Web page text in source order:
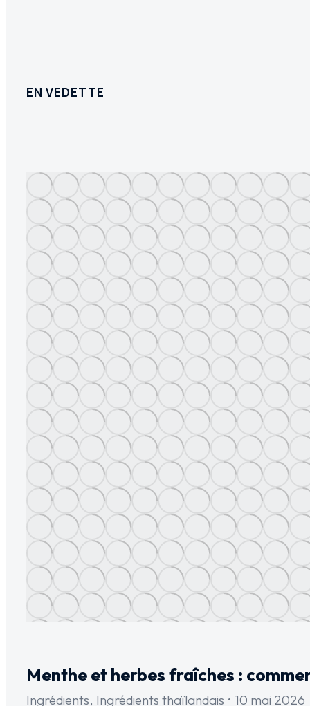
EN VEDETTE
Menthe et herbes fraîches :
Ingrédients, Ingrédients thaïlandais 10 mai 2026